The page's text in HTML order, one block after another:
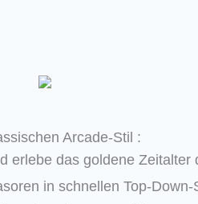
Arcade-Stil :
erlebe das goldene
in schnellen Top-Down-